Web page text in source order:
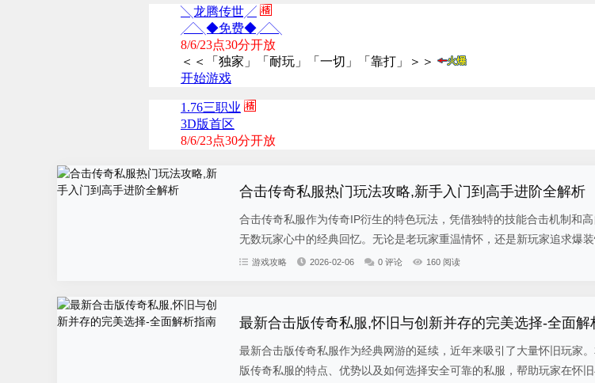
合击传奇私服热门玩法攻略,新手入门到高手进阶全解析
合击传奇私服作为传奇IP衍生的特色玩法，凭借独特的技能合击机制和
无数玩家心中的经典回忆。无论是老玩家重温情怀，还是新玩家追求爆装
游戏攻略 2026-02-06 0 评论 160 阅读
最新合击版传奇私服,怀旧与创新并存的完美选择-全面解
最新合击版传奇私服作为经典网游的延续，近年来吸引了大量怀旧玩家
版传奇私服的特点、优势以及如何选择安全可靠的私服，帮助玩家在怀旧